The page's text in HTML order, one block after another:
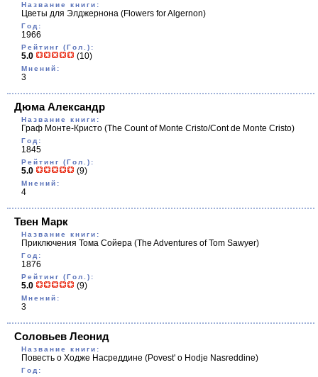
Название книги:
Цветы для Элджернона (Flowers for Algernon)
Год:
1966
Рейтинг (Гол.):
5.0 (10)
Мнений:
3
Дюма Александр
Название книги:
Граф Монте-Кристо (The Count of Monte Cristo/Cont de Monte Cristo)
Год:
1845
Рейтинг (Гол.):
5.0 (9)
Мнений:
4
Твен Марк
Название книги:
Приключения Тома Сойера (The Adventures of Tom Sawyer)
Год:
1876
Рейтинг (Гол.):
5.0 (9)
Мнений:
3
Соловьев Леонид
Название книги:
Повесть о Ходже Насреддине (Povest' o Hodje Nasreddine)
Год: